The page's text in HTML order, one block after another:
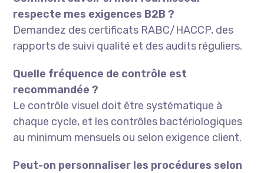
respecte mes exigences B2B ?
Demandez des certificats RABC/HACCP, des
rapports de suivi qualité et des audits réguliers.
Quelle fréquence de contrôle est
recommandée ?
Le contrôle visuel doit être systématique à
chaque cycle, et les contrôles bactériologiques
au minimum mensuels ou selon exigence client.
Peut-on personnaliser les procédures selon